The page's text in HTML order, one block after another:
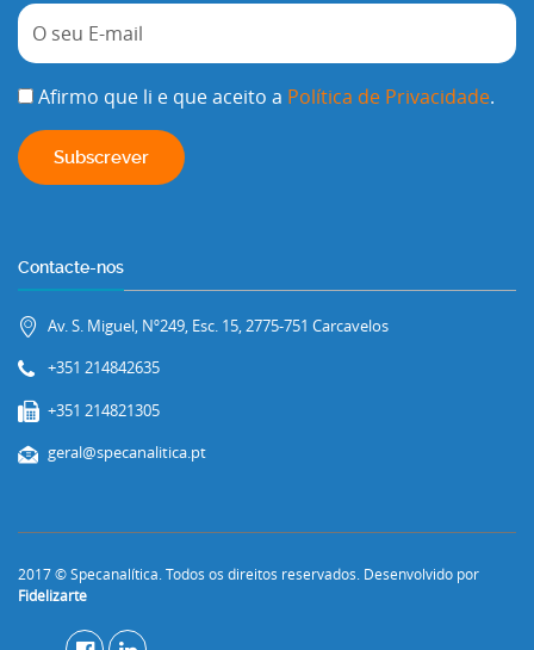
Afirmo que li e que aceito a Política de Privacidade.
Contacte-nos
Av. S. Miguel, Nº249, Esc. 15, 2775-751 Carcavelos
+351 214842635
+351 214821305
geral@specanalitica.pt
2017 © Specanalítica. Todos os direitos reservados. Desenvolvido por
Fidelizarte